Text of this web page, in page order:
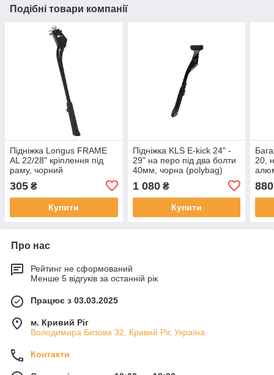
Подібні товари компанії
Підніжка Longus FRAME
AL 22/28" кріплення під
раму, чорний
305 ₴
Купити
Підніжка KLS E-kick 24" -
29" на перо під два болти
40мм, чорна (polybag)
1 080₴
Купити
20,
880
Про нас
Рейтинг не сформований
Менше 5 відгуків за останній рік
Працює з 03.03.2025
м. Кривий Ріг
Володимира Бизова 32, Кривий Ріг, Україна
Контакти